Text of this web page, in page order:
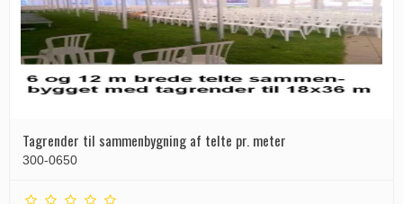
Tagrender til sammenbygning af telte pr. meter
300-0650